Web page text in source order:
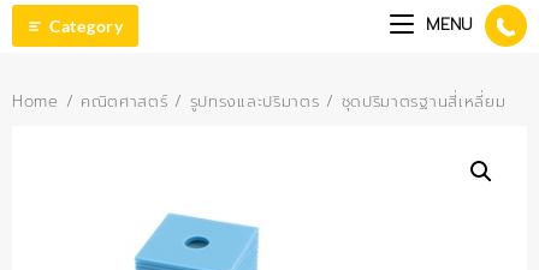
Category MENU
Home / คณิตศาสตร์ / รูปทรงและปริมาตร / ชุดปริมาตรฐานสี่เหลี่ยม